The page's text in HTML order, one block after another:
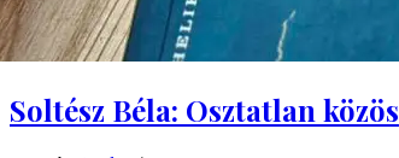
Soltész Béla: Osztatlan közös